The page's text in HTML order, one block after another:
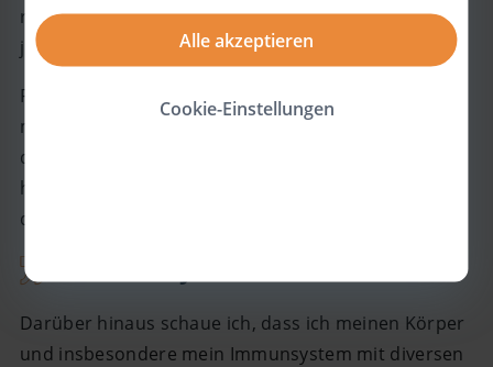
Alle akzeptieren
Cookie-Einstellungen
regelmäßig. Den Winter über isoliere ich mich
jedoch größtenteils.
Falls es sich nicht vermeiden lässt (schließlich kann
man leider nicht alles online erledigen), schaue ich,
dass ich die Zeiten möglichst begrenze und
hinterher auf jeden Fall Mund und Rachen mit einer
desinfizierenden Lösung aus der Apotheke spüle.
Darüber hinaus schaue ich, dass ich meinen Körper
und insbesondere mein Immunsystem mit diversen